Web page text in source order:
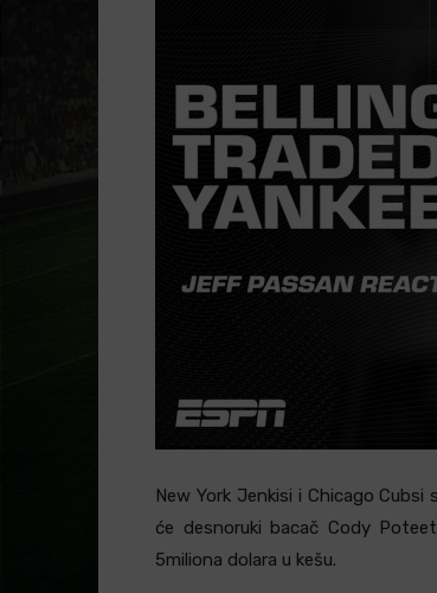
New York Jenkisi i Chicago
će desnoruki bacač Cody
5miliona dolara u kešu.